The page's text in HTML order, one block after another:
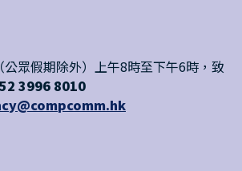
眾假期除外）上午8時至下午6時，致
3996 8010